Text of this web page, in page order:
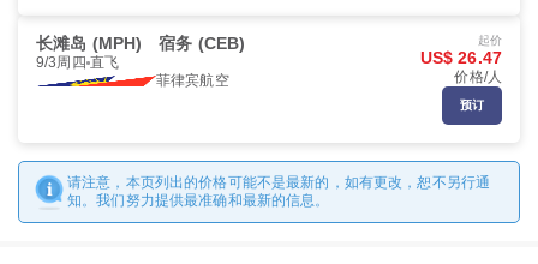
长滩岛 (MPH) 宿务 (CEB)
9/3周四 直飞
菲律宾航空
起价
US$ 26.47
价格/人
预订
请注意，本页列出的价格可能不是最新的，如有更改，恕不另行通
知。我们努力提供最准确和最新的信息。